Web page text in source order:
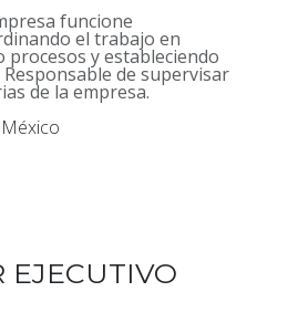
funcione
el trabajo en
y estableciendo
de supervisar
de la empresa.
México
EJECUTIVO